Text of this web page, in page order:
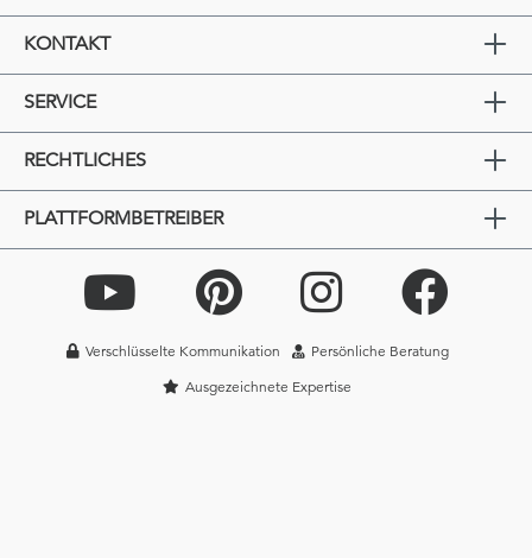
KONTAKT
SERVICE
RECHTLICHES
PLATTFORMBETREIBER
Verschlüsselte Kommunikation
Persönliche Beratung
Ausgezeichnete Expertise